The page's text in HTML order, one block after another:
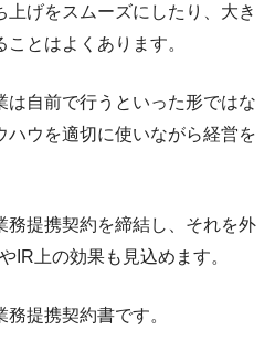
上げをスムーズにしたり、大き
とはよくあります。
は自前で行うといった形ではな
ハウを適切に使いながら経営を
務提携契約を締結し、それを外
IR上の効果も見込めます。
提携契約書です。